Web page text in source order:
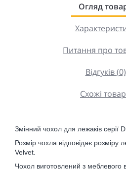
Огляд
Питання про
Відгуків (0)
Схожі
Змінний чохол для лежаків серії
Розмір чохла відповідає розміру
Velvet.
Чохол виготовлений з меблевого